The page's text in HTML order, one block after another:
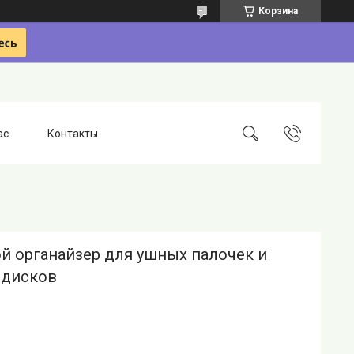
Корзина
Контакты
органайзер для ушных палочек и